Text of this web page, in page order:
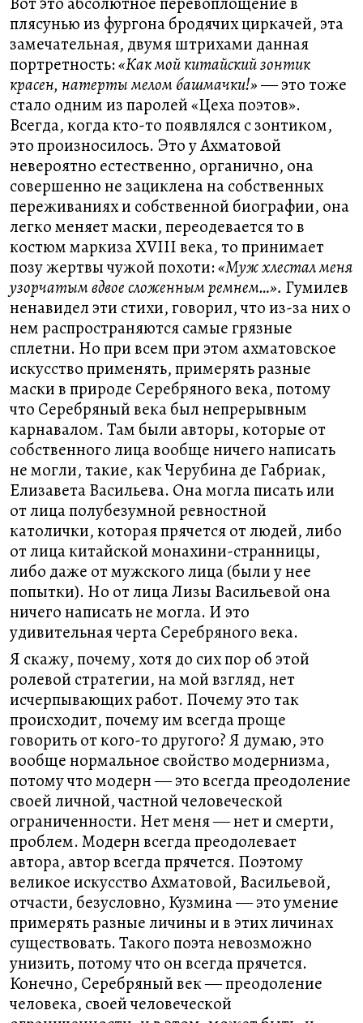
плясунью из фургона бродячих циркачей, эта
замечательная, двумя штрихами данная
портретность:«Как мой китайский зонтик
красен, натерты мелом башмачки!»― это тоже
стало одним из паролей «Цеха поэтов».
Всегда, когда кто-то появлялся с зонтиком,
это произносилось. Это у Ахматовой
невероятно естественно, органично, она
совершенно не зациклена на собственных
переживаниях и собственной биографии, она
легко меняет маски, переодевается то в
костюм маркиза XVIII века, то принимает
позу жертвы чужой похоти:«Муж хлестал меня
узорчатым вдвое сложенным ремнем…». Гумилев
ненавидел эти стихи, говорил, что из-за них о
нем распространяются самые грязные
сплетни. Но при всем при этом ахматовское
искусство применять, примерять разные
маски в природе Серебряного века, потому
что Серебряный века был непрерывным
карнавалом. Там были авторы, которые от
собственного лица вообще ничего написать
не могли, такие, как Черубина де Габриак,
Елизавета Васильева. Она могла писать или
от лица полубезумной ревностной
католички, которая прячется от людей, либо
от лица китайской монахини-странницы,
либо даже от мужского лица (были у нее
попытки). Но от лица Лизы Васильевой она
ничего написать не могла. И это
удивительная черта Серебряного века.
Я скажу, почему, хотя до сих пор об этой
ролевой стратегии, на мой взгляд, нет
исчерпывающих работ. Почему это так
происходит, почему им всегда проще
говорить от кого-то другого? Я думаю, это
вообще нормальное свойство модернизма,
потому что модерн ― это всегда преодоление
своей личной, частной человеческой
ограниченности. Нет меня ― нет и смерти,
проблем. Модерн всегда преодолевает
автора, автор всегда прячется. Поэтому
великое искусство Ахматовой, Васильевой,
отчасти, безусловно, Кузмина ― это умение
примерять разные личины и в этих личинах
существовать. Такого поэта невозможно
унизить, потому что он всегда прячется.
Конечно, Серебряный век ― преодоление
человека, своей человеческой